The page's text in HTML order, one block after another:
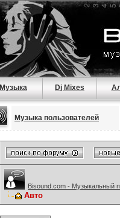
Музыка Dj Mixes
Музыка пользователей
Bisound.com - Музыкальный
Авто